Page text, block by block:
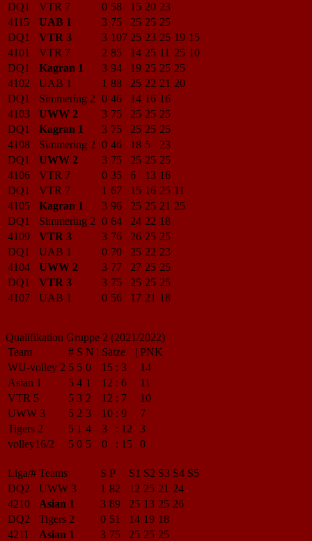
DQ1
VTR 7 0 58 15 20 23
4115
UAB 1 3 75 25 25 25
DQ1
VTR 3 3 107 25 23 25 19 15
4101
VTR 7 2 85 14 25 11 25 10
DQ1
Kagran 1 3 94 19 25 25 25
4102
UAB 1 1 88 25 22 21 20
DQ1
Simmering 2 0 46 14 16 16
4103
UWW 2 3 75 25 25 25
DQ1
Kagran 1 3 75 25 25 25
4108
Simmering 2 0 46 18 5
23
DQ1
UWW 2 3 75 25 25 25
4106
VTR 7 0 35 6 13 16
DQ1
VTR 7 1 67 15 16 25 11
4105
Kagran 1 3 96 25 25 21 25
DQ1
Simmering 2 0 64 24 22 18
4109
VTR 3 3 76 26 25 25
DQ1
UAB 1 0 70 25 22 23
4104
UWW 2 3 77 27 25 25
DQ1
VTR 3 3 75 25 25 25
4107
UAB 1 0 56 17 21 18
Qualifikation Gruppe 2 (2021/2022)
Team
# S N | Sätze | PNK
WU-volley 2 5 5 0 15 : 3
14
Asian 1
5 4 1 12 : 6
11
VTR 5
5 3 2 12 : 7
10
UWW 3
5 2 3 10 : 9
7
Tigers 2
5 1 4 3 : 12
3
volley16/2
5 0 5 0 : 15 0
Liga/# Teams S P S1 S2 S3 S4 S5
DQ2
UWW 3 1 82 12 25 21 24
4210
Asian 1 3 89 25 13 25 26
DQ2
Tigers 2 0 51 14 19 18
4211
Asian 1 3 75 25 25 25